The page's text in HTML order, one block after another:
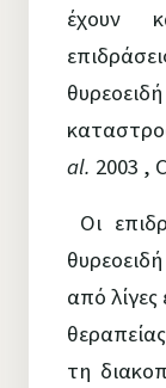
έχουν
al. 2003 ,
Οι
από
τη